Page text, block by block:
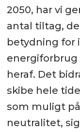
2050, har vi
antal tiltag,
betydning for
heraf. Det
skibe hele
som muligt
neutralitet,